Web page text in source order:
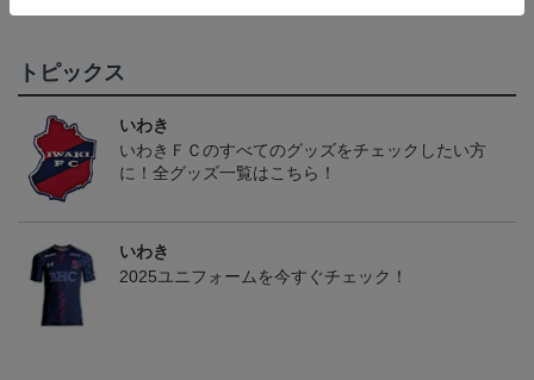
トピックス
いわき
いわきＦＣのすべてのグッズをチェックしたい方
に！全グッズ一覧はこちら！
いわき
2025ユニフォームを今すぐチェック！